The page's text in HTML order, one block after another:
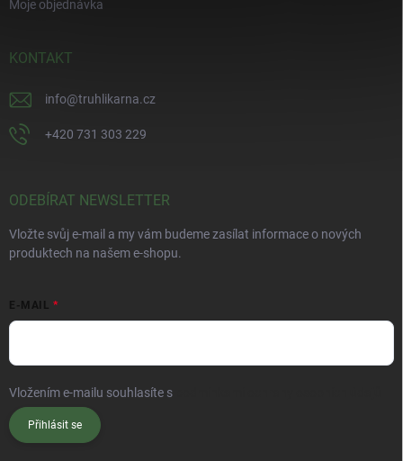
Moje objednávka
KONTAKT
info@truhlikarna.cz
+420 731 303 229
ODEBÍRAT NEWSLETTER
Vložte svůj e-mail a my vám budeme zasílat informace o nových
produktech na našem e-shopu.
E-MAIL
Vložením e-mailu souhlasíte s
Přihlásit se